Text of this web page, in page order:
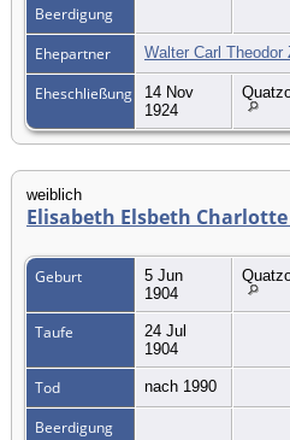
Beerdigung
Ehepartner
Walter Carl Theodor
Eheschließung
14 Nov
1924
weiblich
Elisabeth Elsbeth
Geburt
5 Jun
1904
Taufe
24 Jul
1904
Tod nach 1990
Beerdigung